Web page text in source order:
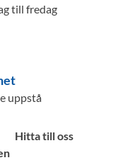
till fredag
uppstå
Hitta till oss